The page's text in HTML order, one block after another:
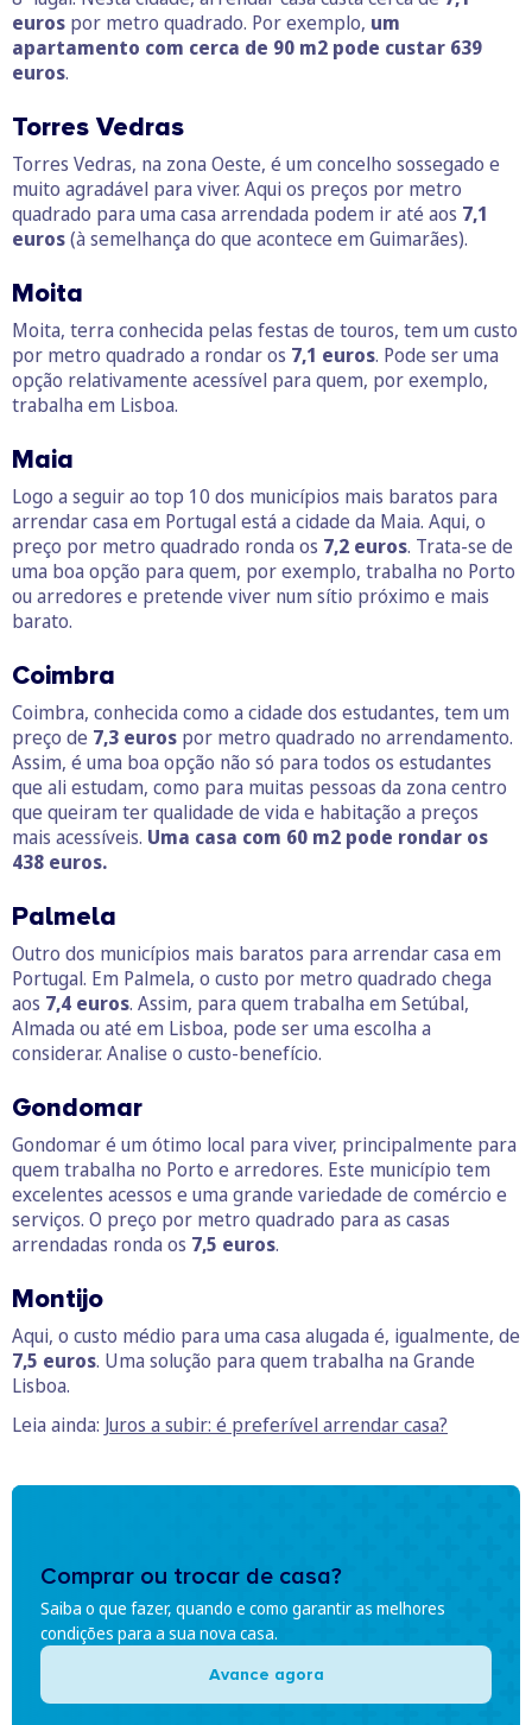
euros por metro quadrado. Por exemplo, um
apartamento com cerca de 90 m2 pode custar 639
euros.
Torres Vedras
Torres Vedras, na zona Oeste, é um concelho sossegado e
muito agradável para viver. Aqui os preços por metro
quadrado para uma casa arrendada podem ir até aos 7,1
euros(à semelhança do que acontece em Guimarães).
Moita
Moita, terra conhecida pelas festas de touros, tem um custo
por metro quadrado a rondar os 7,1 euros. Pode ser uma
opção relativamente acessível para quem, por exemplo,
trabalha em Lisboa.
Maia
Logo a seguir ao top 10 dos municípios mais baratos para
arrendar casa em Portugal está a cidade da Maia. Aqui, o
preço por metro quadrado ronda os 7,2 euros. Trata-se de
uma boa opção para quem, por exemplo, trabalha no Porto
ou arredores e pretende viver num sítio próximo e mais
barato.
Coimbra
Coimbra, conhecida como a cidade dos estudantes, tem um
preço de 7,3 euros por metro quadrado no arrendamento.
Assim, é uma boa opção não só para todos os estudantes
que ali estudam, como para muitas pessoas da zona centro
que queiram ter qualidade de vida e habitação a preços
mais acessíveis. Uma casa com 60 m2 pode rondar os
438 euros.
Palmela
Outro dos municípios mais baratos para arrendar casa em
Portugal. Em Palmela, o custo por metro quadrado chega
aos 7,4 euros. Assim, para quem trabalha em Setúbal,
Almada ou até em Lisboa, pode ser uma escolha a
considerar. Analise o custo-benefício.
Gondomar
Gondomar é um ótimo local para viver, principalmente para
quem trabalha no Porto e arredores. Este município tem
excelentes acessos e uma grande variedade de comércio e
serviços. O preço por metro quadrado para as casas
arrendadas ronda os 7,5 euros.
Montijo
Aqui, o custo médio para uma casa alugada é, igualmente, de
7,5 euros. Uma solução para quem trabalha na Grande
Lisboa.
Leia ainda: Juros a subir: é preferível arrendar casa?
Comprar ou trocar de casa?
Saiba o que fazer, quando e como garantir as melhores
condições para a sua nova casa.
Avance agora